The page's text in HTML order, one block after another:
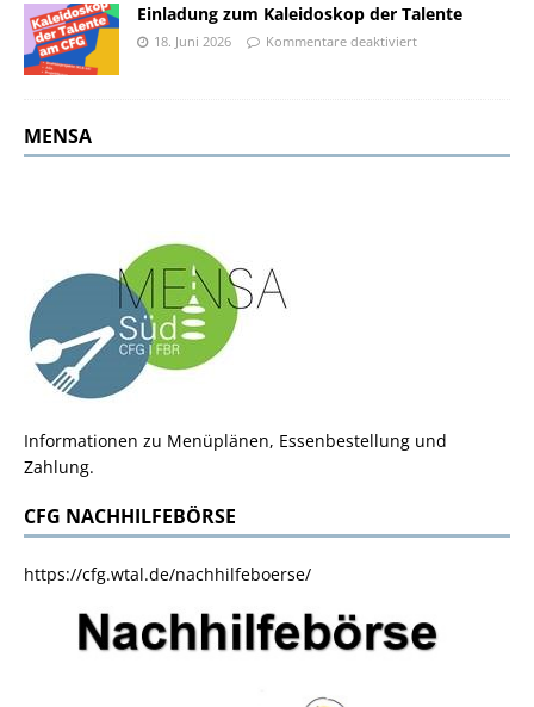
Einladung zum Kaleidoskop der Talente
18. Juni 2026 Kommentare deaktiviert
MENSA
Informationen zu Menüplänen, Essenbestellung und
Zahlung.
CFG NACHHILFEBÖRSE
https://cfg.wtal.de/nachhilfeboerse/